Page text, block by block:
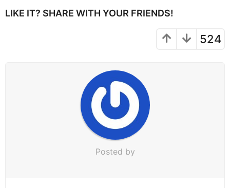
iLIKE IT? SHARE WITH YOUR FRIENDS!
524
Posted by